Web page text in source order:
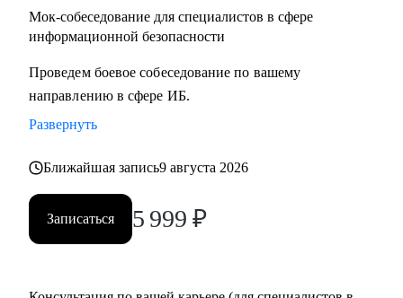
Мок-собеседование для специалистов в сфере
информационной безопасности
Проведем боевое собеседование по вашему
направлению в сфере ИБ.
Развернуть
Ближайшая запись9 августа 2026
Записаться 5 999 ₽